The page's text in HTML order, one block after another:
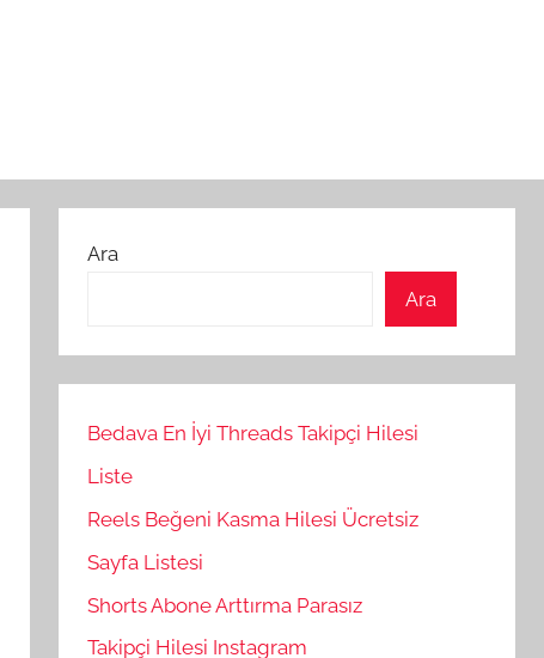
Ara
Ara
Bedava En İyi Threads Takipçi Hilesi
Liste
Reels Beğeni Kasma Hilesi Ücretsiz
Sayfa Listesi
Shorts Abone Arttırma Parasız
Takipçi Hilesi Instagram